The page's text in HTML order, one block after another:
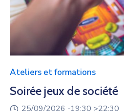
Ateliers et formations
Soirée jeux de société
25/09/2026 -19:30 >22:30